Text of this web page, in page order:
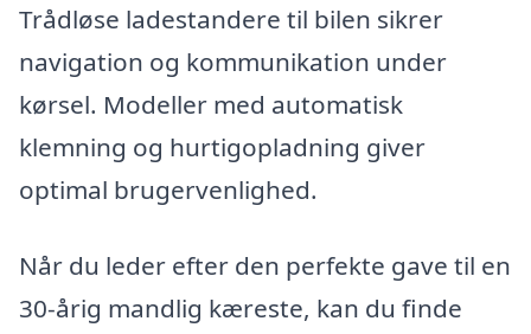
Trådløse ladestandere til bilen sikrer
navigation og kommunikation under
kørsel. Modeller med automatisk
klemning og hurtigopladning giver
optimal brugervenlighed.
Når du leder efter den perfekte gave til en
30-årig mandlig kæreste, kan du finde